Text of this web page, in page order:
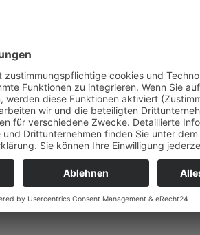
Guardians ist ein arcade-Spiel, wo..
Einheiten und Bosse. Samme..
eindringenden feindlich..
Vergangenheit die opposition..